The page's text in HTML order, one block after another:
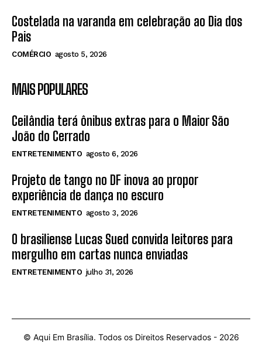
Costelada na varanda em celebração ao Dia dos
Pais
COMÉRCIO agosto 5, 2026
MAIS POPULARES
Ceilândia terá ônibus extras para o Maior São
João do Cerrado
ENTRETENIMENTO agosto 6, 2026
Projeto de tango no DF inova ao propor
experiência de dança no escuro
ENTRETENIMENTO agosto 3, 2026
O brasiliense Lucas Sued convida leitores para
mergulho em cartas nunca enviadas
ENTRETENIMENTO julho 31, 2026
© Aqui Em Brasília. Todos os Direitos Reservados - 2026